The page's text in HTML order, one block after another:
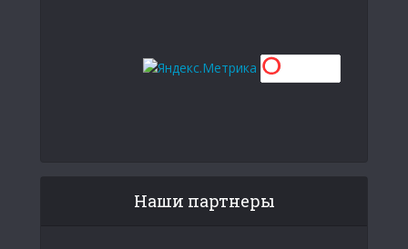
Наши партнеры